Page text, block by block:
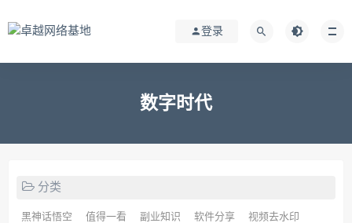
登录
数字时代
分类
黑神话悟空 值得一看 副业知识 软件分享 视频去水印